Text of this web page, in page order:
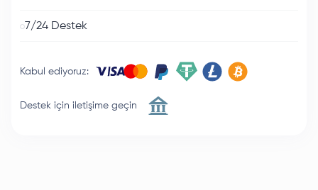
7/24 Destek
Kabul ediyoruz:
Destek için iletişime geçin